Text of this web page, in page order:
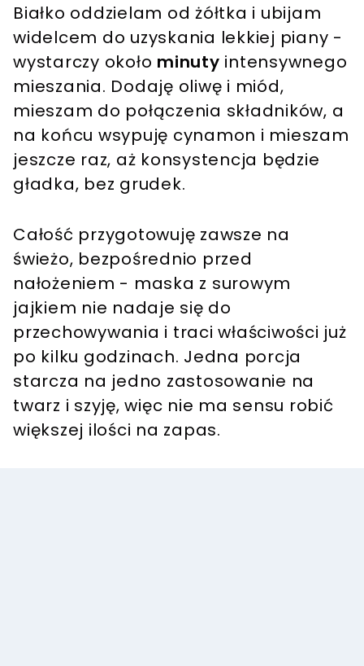
Białko oddzielam od żółtka i ubijam
widelcem do uzyskania lekkiej piany -
wystarczy około minuty intensywnego
mieszania. Dodaję oliwę i miód,
mieszam do połączenia składników, a
na końcu wsypuję cynamon i mieszam
jeszcze raz, aż konsystencja będzie
gładka, bez grudek.
Całość przygotowuję zawsze na
świeżo, bezpośrednio przed
nałożeniem - maska z surowym
jajkiem nie nadaje się do
przechowywania i traci właściwości już
po kilku godzinach. Jedna porcja
starcza na jedno zastosowanie na
twarz i szyję, więc nie ma sensu robić
większej ilości na zapas.